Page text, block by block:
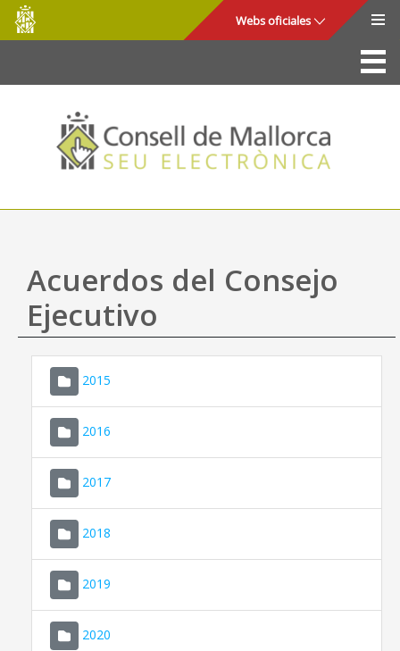
Saltar al contenido principal
Consell
de
Mallorca
Webs oficiales
La Sede
Consejo de Mallorca
Acceso y seguridad
Utilidades
Mapa web
Ayuda
Acuerdos del Consejo
Ejecutivo
2015
2016
2017
2018
2019
2020